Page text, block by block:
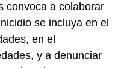
convoca a colaborar
se incluya en el
en el
y a denunciar